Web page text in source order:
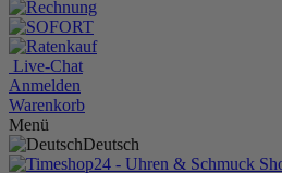
Live-Chat
Anmelden
Warenkorb
Menü
Deutsch